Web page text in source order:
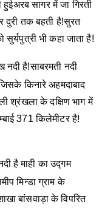
सागर में जा गिरती
दुरी तक बहती है!सुरत
भी कहा जाता है!
नदी है!साबरमती नदी
किनारे अहमदाबाद
श्रंखला के दक्षिण भाग में
371 किलेमीटर है!
है माही का उद्गम
मिन्डा ग्राम के
बांसवाड़ा के विपरित